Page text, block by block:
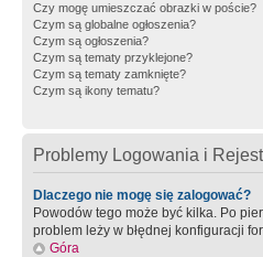
Czy mogę umieszczać obrazki w poście?
Czym są globalne ogłoszenia?
Czym są ogłoszenia?
Czym są tematy przyklejone?
Czym są tematy zamknięte?
Czym są ikony tematu?
Problemy Logowania i
Dlaczego nie mogę się zalogować?
Powodów tego może być kilka. Po
problem leży w błędnej konfiguracji
Góra